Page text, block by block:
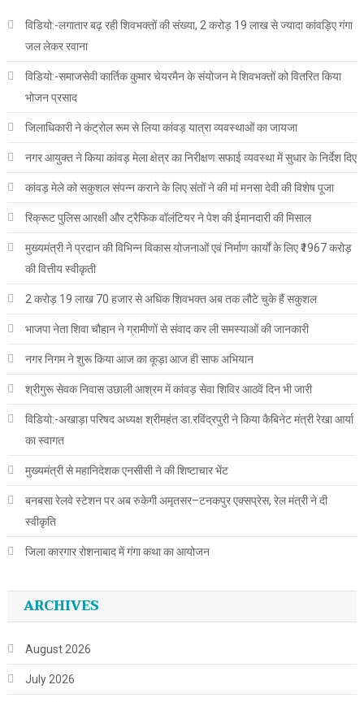
विडियो:-लगातार बढ़ रही शिवभक्तों की संख्या, 2 करोड़ 19 लाख से ज्यादा कांवड़िए गंगा
जल लेकर रवाना
विडियो:-समाजसेवी कार्तिक कुमार चेयरमैन के संयोजन मे शिवभक्तों को वितरित किया
भोजन प्रसाद
जिलाधिकारी ने कंट्रोल रूम से लिया कांवड़ यात्रा व्यवस्थाओं का जायजा
नगर आयुक्त ने किया कांवड़ मेला क्षेत्र का निरीक्षण सफाई व्यवस्था में सुधार के निर्देश दिए
कांवड़ मेले को सकुशल संपन्न कराने के लिए संतों ने की मां मनसा देवी की विशेष पूजा
रिक्रूट पुलिस आरक्षी और ट्रैफिक वॉलंटियर ने पेश की ईमानदारी की मिसाल
मुख्यमंत्री ने प्रदान की विभिन्न विकास योजनाओं एवं निर्माण कार्यों के लिए ₹1967 करोड़
की वित्तीय स्वीकृती
2 करोड़ 19 लाख 70 हजार से अधिक शिवभक्त अब तक लौटे चुके हैं सकुशल
भाजपा नेता शिवा चौहान ने ग्रामीणों से संवाद कर ली समस्याओं की जानकारी
नगर निगम ने शुरू किया आज का कूड़ा आज ही साफ अभियान
श्रीगुरू सेवक निवास उछाली आश्रम में कांवड़ सेवा शिविर आठवें दिन भी जारी
विडियो:-अखाड़ा परिषद अध्यक्ष श्रीमहंत डा.रविंद्रपुरी ने किया कैबिनेट मंत्री रेखा आर्या
का स्वागत
मुख्यमंत्री से महानिदेशक एनसीसी ने की शिष्टाचार भेंट
बनबसा रेलवे स्टेशन पर अब रुकेगी अमृतसर–टनकपुर एक्सप्रेस, रेल मंत्री ने दी
स्वीकृति
जिला कारगार रोशनाबाद में गंगा कथा का आयोजन
ARCHIVES
August 2026
July 2026